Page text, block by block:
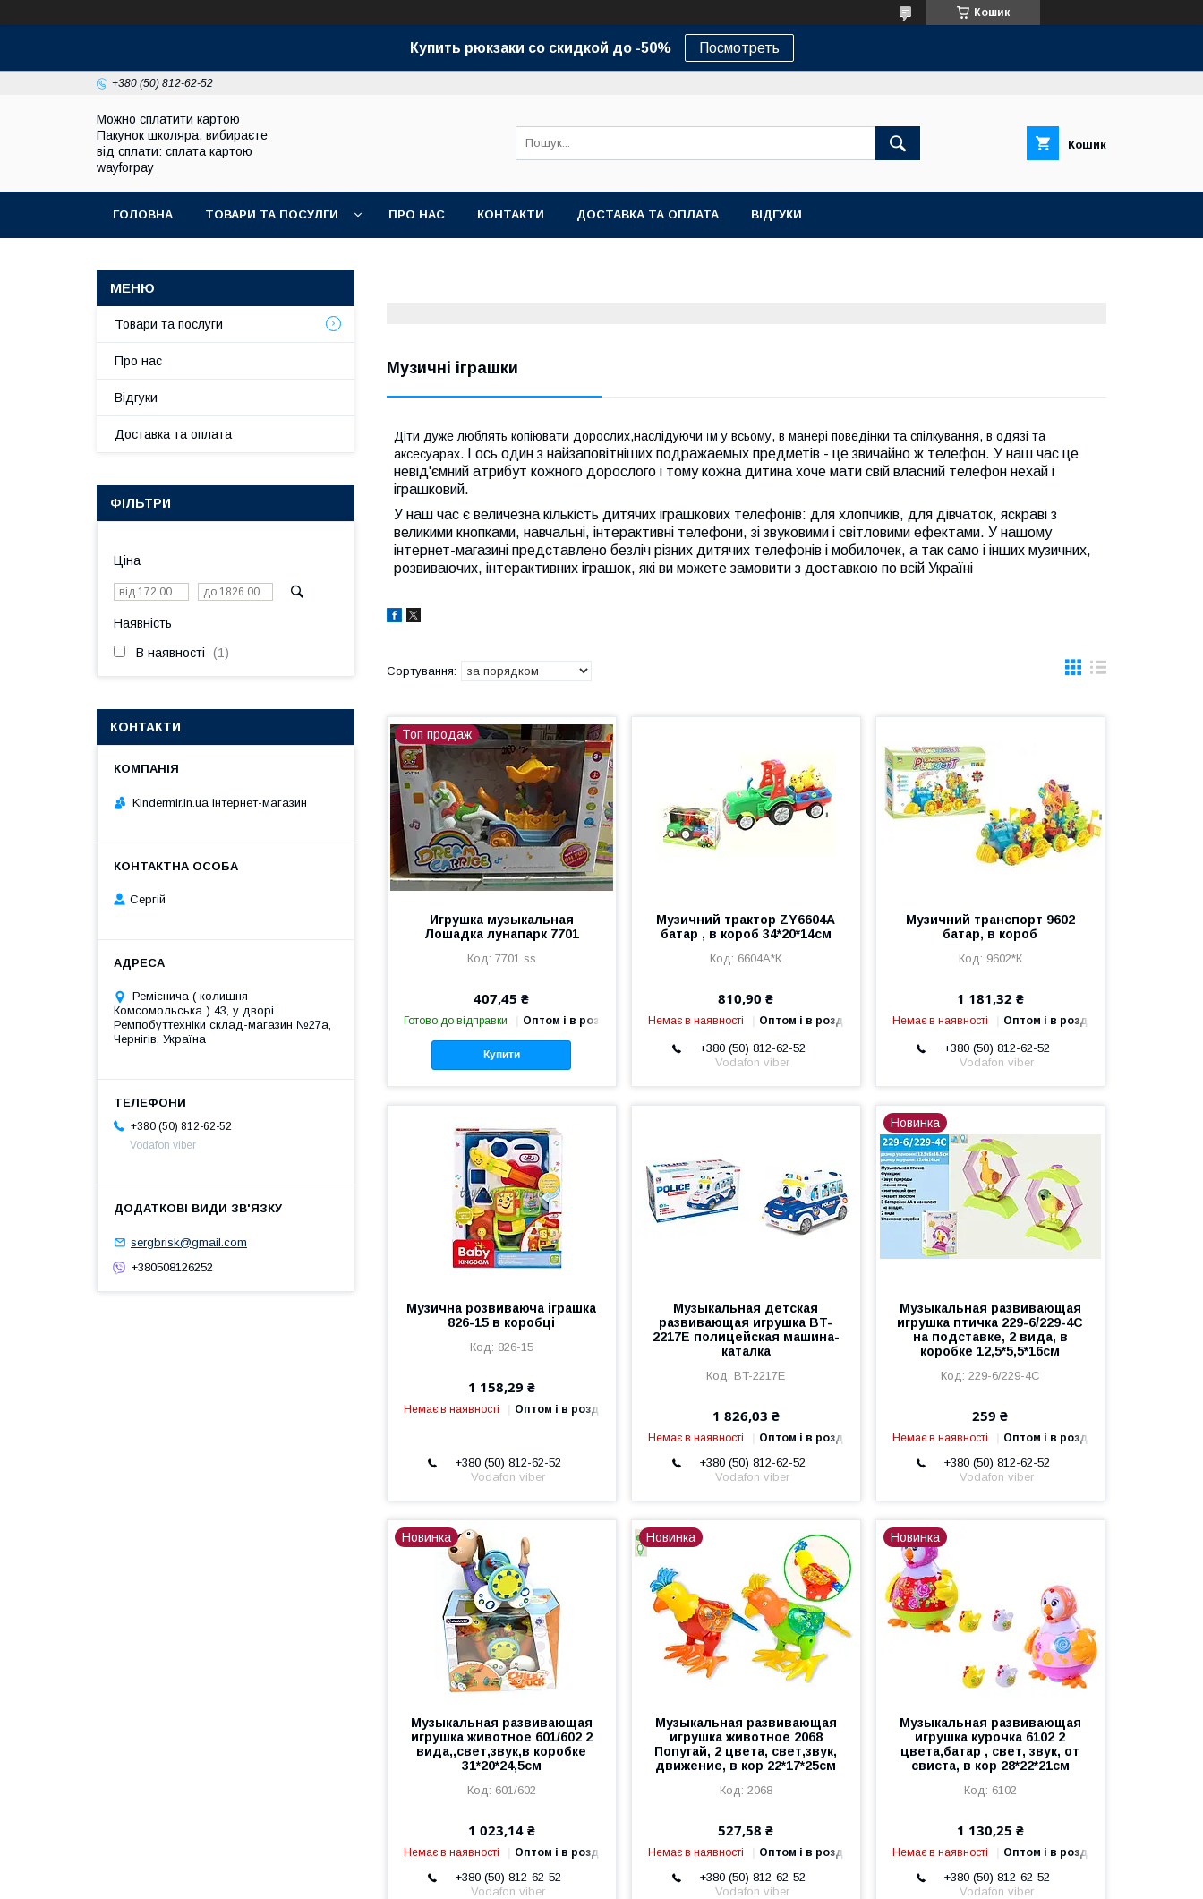
Кошик
Купить рюкзаки со скидкой до -50% Посмотреть
+380 (50) 812-62-52
Можно сплатити картою
Пакунок школяра, вибираєте
від сплати: сплата картою
wayforpay
Кошик
ГОЛОВНА ТОВАРИ ТА ПОСУЛГИ ПРО НАС КОНТАКТИ ДОСТАВКА ТА ОПЛАТА ВІДГУКИ
Музичні іграшки
Діти дуже люблять копіювати дорослих,наслідуючи їм у всьому, в манері поведінки та спілкування, в одязі та
аксесуарах.
І ось один з найзаповітніших подражаемых предметів - це звичайно ж телефон. У наш час це
невід'ємний атрибут кожного дорослого і тому кожна дитина хоче мати свій власний телефон нехай і
іграшковий.
У наш час є величезна кількість дитячих іграшкових телефонів: для хлопчиків, для дівчаток, яскраві з
великими кнопками, навчальні, інтерактивні телефони, зі звуковими і світловими ефектами. У нашому
інтернет-магазині представлено безліч різних дитячих телефонів і мобилочек, а так само і інших музичних,
розвиваючих, інтерактивних іграшок, які ви можете замовити з доставкою по всій Україні
Топ продаж
Игрушка музыкальная
Лошадка лунапарк 7701
7701 ss
407,45 ₴
Готово до відправки Оптом і в роздріб
Купити
Музичний трактор ZY6604A
батар , в короб 34*20*14см
6604A*К
810,90 ₴
Немає в наявності Оптом і в роздріб
+380 (50) 812-62-52
Vodafon viber
Музичний транспорт 9602
батар, в короб
9602*К
1 181,32 ₴
Немає в наявності Оптом і в роздріб
+380 (50) 812-62-52
Vodafon viber
Музична розвиваюча іграшка
826-15 в коробці
826-15
1 158,29 ₴
Немає в наявності Оптом і в роздріб
+380 (50) 812-62-52
Vodafon viber
Музыкальная детская
развивающая игрушка BT-
2217E полицейская машина-
каталка
BT-2217E
1 826,03 ₴
Немає в наявності Оптом і в роздріб
+380 (50) 812-62-52
Vodafon viber
Новинка
Музыкальная развивающая
игрушка птичка 229-6/229-4C
на подставке, 2 вида, в
коробке 12,5*5,5*16см
229-6/229-4C
259 ₴
Немає в наявності Оптом і в роздріб
+380 (50) 812-62-52
Vodafon viber
Новинка
Музыкальная развивающая
игрушка животное 601/602 2
вида,,свет,звук,в коробке
31*20*24,5см
601/602
1 023,14 ₴
Немає в наявності Оптом і в роздріб
+380 (50) 812-62-52
Vodafon viber
Новинка
Музыкальная развивающая
игрушка животное 2068
Попугай, 2 цвета, свет,звук,
движение, в кор 22*17*25см
2068
527,58 ₴
Немає в наявності Оптом і в роздріб
+380 (50) 812-62-52
Vodafon viber
Новинка
Музыкальная развивающая
игрушка курочка 6102 2
цвета,батар , свет, звук, от
свиста, в кор 28*22*21см
6102
1 130,25 ₴
Немає в наявності Оптом і в роздріб
+380 (50) 812-62-52
Vodafon viber
Товари та послуги
Про нас
Відгуки
Доставка та оплата
ФІЛЬТРИ
Ціна
Наявність
В наявності 1
КОНТАКТИ
Kindermir.in.ua інтернет-магазин
Сергій
Реміснича ( колишня
Комсомольська ) 43, у дворі
Ремпобуттехніки склад-магазин №27a,
Чернігів, Україна
+380 (50) 812-62-52
Vodafon viber
sergbrisk@gmail.com
+380508126252